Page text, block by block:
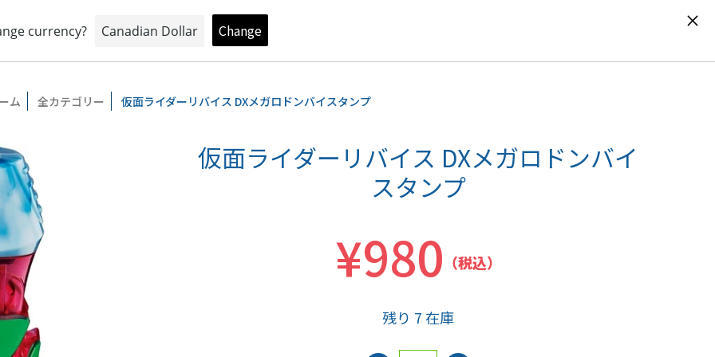
トイプラネットオンラインショップ
ム 全カテゴリー 仮面ライダーリバイス DXメガロドンバイスタンプ
仮面ライダーリバイス DXメガロドンバイ
スタンプ
¥980 （税込）
残り 7 在庫